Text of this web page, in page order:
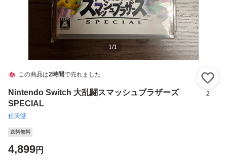
1/1
この商品は2時間で売れました
Nintendo Switch 大乱闘スマッシュブラザーズ
SPECIAL
任天堂
2
送料無料
4,899円